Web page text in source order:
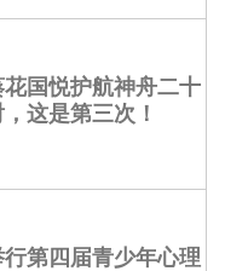
国悦护航神舟二十
这是第三次！
第四届青少年心理